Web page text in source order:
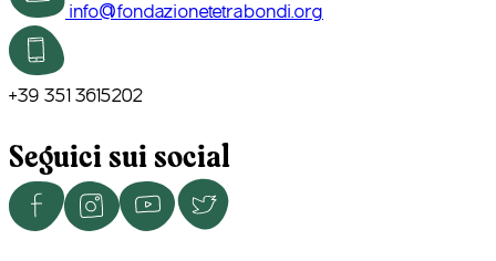
info@fondazionetetrabondi.org
+39 351 3615202
Seguici sui social